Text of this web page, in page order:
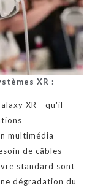
XR :
XR - qu'il
multimédia
de câbles
standard sont
dégradation du